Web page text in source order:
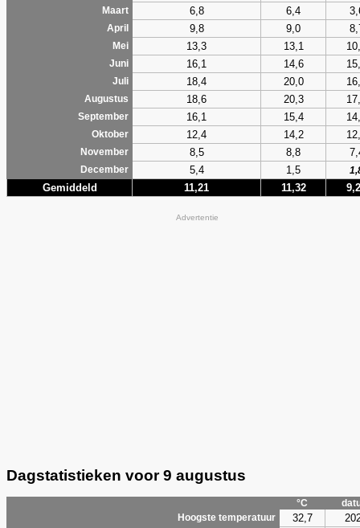
Maart 6,8 6,4
April 9,8 9,0
Mei 13,3 13,1
Juni 16,1 14,6
Juli 18,4 20,0
Augustus 18,6 20,3
September 16,1 15,4
Oktober 12,4 14,2
November 8,5 8,8
December 5,4 1,5
Gemiddeld 11,21 11,32
Advertentie
Dagstatistieken voor 9 augustus
°C
Hoogste temperatuur
32,7